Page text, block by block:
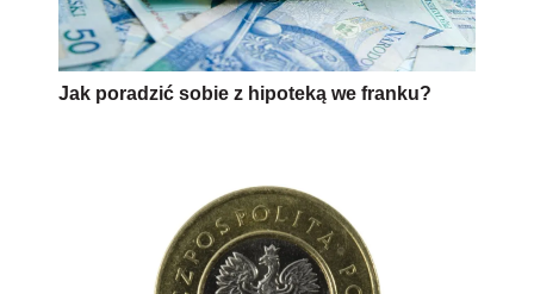
Jak poradzić sobie z hipoteką we franku?